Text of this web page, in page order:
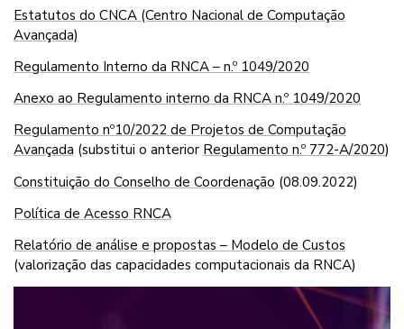
Formação Notícias English by FCCN
Estatutos do CNCA (Centro Nacional de Computação
Avançada)
Regulamento Interno da RNCA – n.º 1049/2020
Anexo ao Regulamento interno da RNCA n.º 1049/2020
Regulamento nº10/2022 de Projetos de Computação
Avançada (substitui o anterior Regulamento n.º 772-A/2020)
Constituição do Conselho de Coordenação (08.09.2022)
Política de Acesso RNCA
Relatório de análise e propostas – Modelo de Custos
(valorização das capacidades computacionais da RNCA)